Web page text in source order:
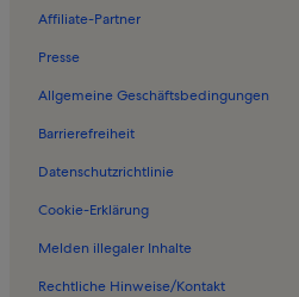
Affiliate-Partner
Presse
Allgemeine Geschäftsbedingungen
Barrierefreiheit
Datenschutzrichtlinie
Cookie-Erklärung
Melden illegaler Inhalte
Rechtliche Hinweise/Kontakt